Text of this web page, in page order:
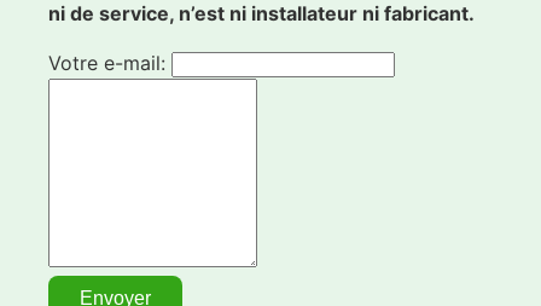
ni de service, n’est ni installateur ni fabricant.
Votre e-mail: